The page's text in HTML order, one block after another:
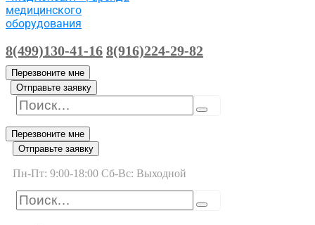
8(499)130-41-16 8(916)224-29-82
Перезвоните мне
Отправьте заявку
Перезвоните мне
Отправьте заявку
Пн-Пт: 9:00-18:00 Сб-Вс: Выходной